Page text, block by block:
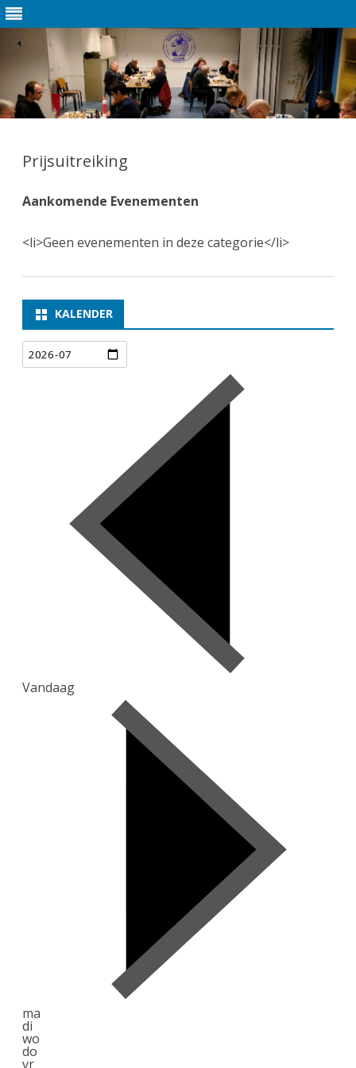
Prijsuitreiking
Aankomende Evenementen
<li>Geen evenementen in deze categorie</li>
KALENDER
Vandaag
ma
di
wo
do
vr